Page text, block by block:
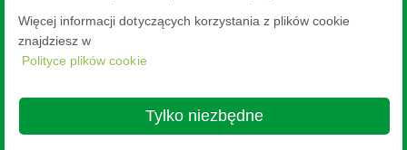
Head Office - 3-5-27 Mita Minato-ku Tokyo
Polityka prywatności About this site
Więcej informacji dotyczących korzystania z plików cookie
znajdziesz w
Polityce plików cookie
Tylko niezbędne